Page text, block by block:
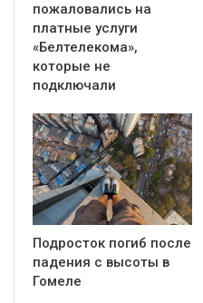
пожаловались на
платные услуги
«Белтелекома»,
которые не
подключали
Подросток погиб после
падения с высоты в
Гомеле